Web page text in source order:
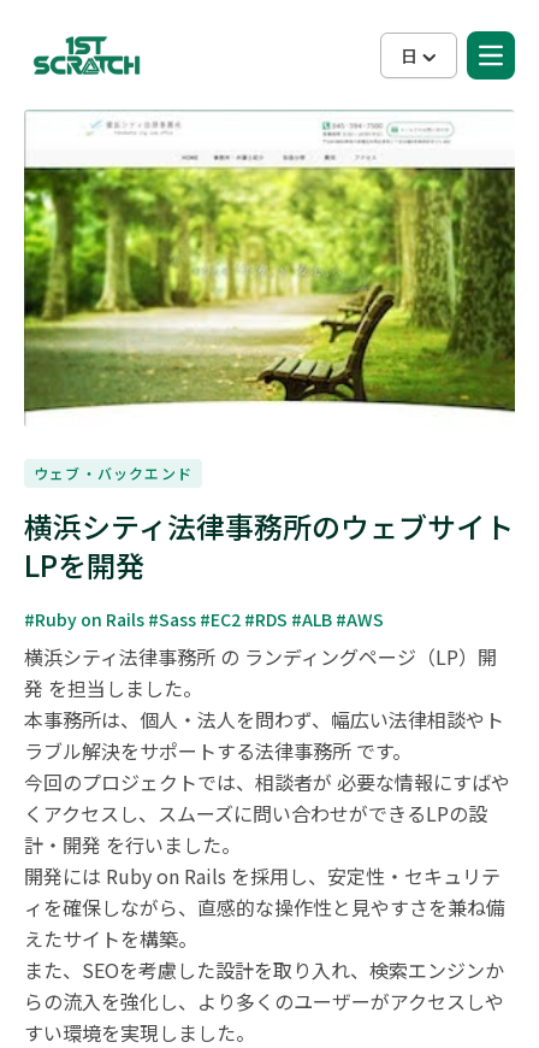
日
ウェブ・バックエンド
横浜シティ法律事務所のウェブサイト
LPを開発
#Ruby on Rails #Sass #EC2 #RDS #ALB #AWS
横浜シティ法律事務所 の ランディングページ（LP）開
発 を担当しました。
本事務所は、個人・法人を問わず、幅広い法律相談やト
ラブル解決をサポートする法律事務所 です。
今回のプロジェクトでは、相談者が 必要な情報にすばや
くアクセスし、スムーズに問い合わせができるLPの設
計・開発 を行いました。
開発には Ruby on Rails を採用し、安定性・セキュリテ
ィを確保しながら、直感的な操作性と見やすさを兼ね備
えたサイトを構築。
また、SEOを考慮した設計を取り入れ、検索エンジンか
らの流入を強化し、より多くのユーザーがアクセスしや
すい環境を実現しました。